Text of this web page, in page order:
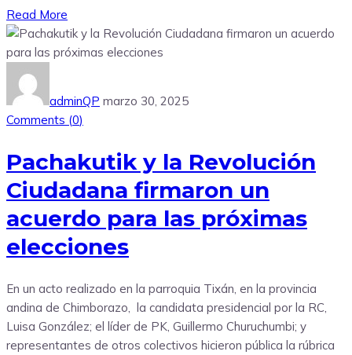
Read More
adminQP marzo 30, 2025
Comments (0)
Pachakutik y la Revolución
Ciudadana firmaron un
acuerdo para las próximas
elecciones
En un acto realizado en la parroquia Tixán, en la provincia
andina de Chimborazo, la candidata presidencial por la RC,
Luisa González; el líder de PK, Guillermo Churuchumbi; y
representantes de otros colectivos hicieron pública la rúbrica